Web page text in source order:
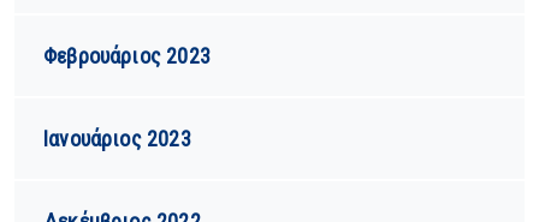
Φεβρουάριος 2023
Ιανουάριος 2023